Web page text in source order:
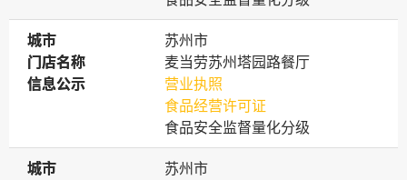
城市
城市
苏州市
门店名称
门店名称
麦当劳苏州塔园路餐厅
信息公示
信息公示
营业执照
食品经营许可证
食品安全监督量化分级
城市
城市
苏州市